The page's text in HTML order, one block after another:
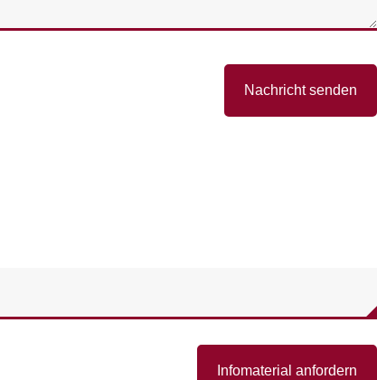
Nachricht senden
Infomaterial anfordern